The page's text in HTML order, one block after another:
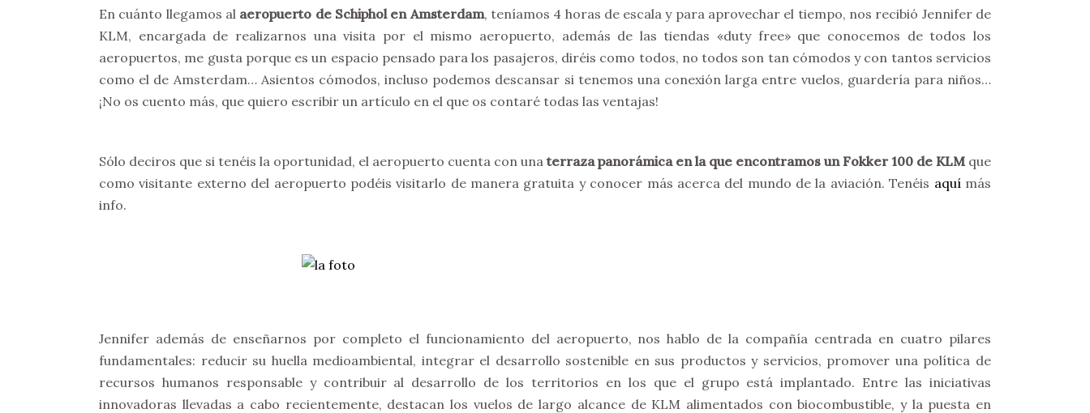
En cuánto llegamos al aeropuerto de Schiphol en Amsterdam, teníamos 4 horas de escala y para aprovechar el tiempo, nos recibió Jennifer de
KLM, encargada de realizarnos una visita por el mismo aeropuerto, además de las tiendas «duty free» que conocemos de todos los
aeropuertos, me gusta porque es un espacio pensado para los pasajeros, diréis como todos, no todos son tan cómodos y con tantos servicios
como el de Amsterdam… Asientos cómodos, incluso podemos descansar si tenemos una conexión larga entre vuelos, guardería para niños…
¡No os cuento más, que quiero escribir un artículo en el que os contaré todas las ventajas!
Sólo deciros que si tenéis la oportunidad, el aeropuerto cuenta con una terraza panorámica en la que encontramos un Fokker 100 de KLM que
como visitante externo del aeropuerto podéis visitarlo de manera gratuita y conocer más acerca del mundo de la aviación. Tenéis aquímás
info.
Jennifer además de enseñarnos por completo el funcionamiento del aeropuerto, nos hablo de la compañía centrada en cuatro pilares
fundamentales: reducir su huella medioambiental, integrar el desarrollo sostenible en sus productos y servicios, promover una política de
recursos humanos responsable y contribuir al desarrollo de los territorios en los que el grupo está implantado. Entre las iniciativas
innovadoras llevadas a cabo recientemente, destacan los vuelos de largo alcance de KLM alimentados con biocombustible, y la puesta en